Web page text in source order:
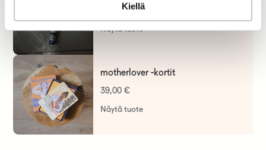
Kiellä
€ – 31,70
Näytä tuote
motherlover -kortit
39,00 €
Näytä tuote